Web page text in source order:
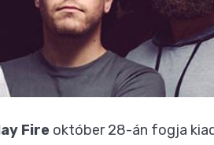
Fire október 28-án fogja